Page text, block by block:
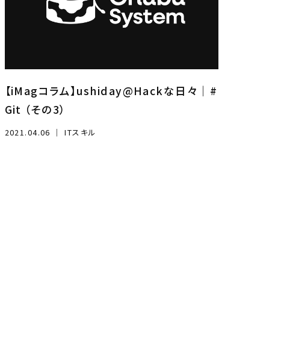
【iMagコラム】ushiday@Hackな日々｜#
Git （その3）
2021.04.06 ｜ITスキル